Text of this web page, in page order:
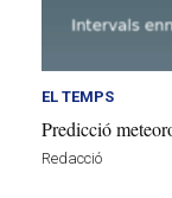
EL TEMPS
Predicció
Redacció